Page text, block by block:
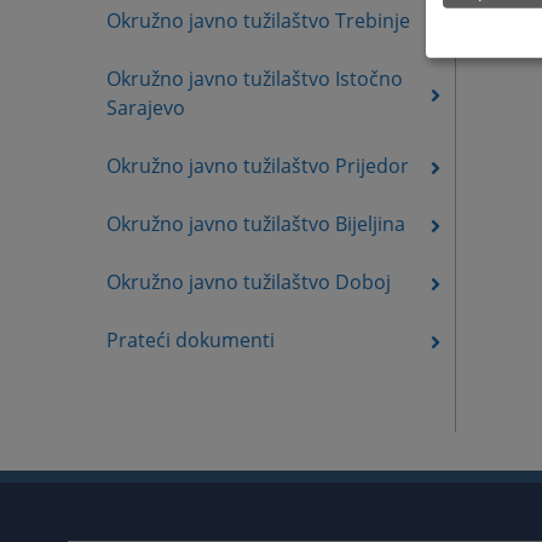
Okružno javno tužilaštvo Trebinje
Okružno javno tužilaštvo Istočno
Sarajevo
Okružno javno tužilaštvo Prijedor
Okružno javno tužilaštvo Bijeljina
Okružno javno tužilaštvo Doboj
Prateći dokumenti